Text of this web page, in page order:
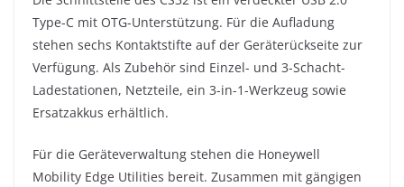
Type-C mit OTG-Unterstützung. Für die Aufladung
stehen sechs Kontaktstifte auf der Geräterückseite zur
Verfügung. Als Zubehör sind Einzel- und 3-Schacht-
Ladestationen, Netzteile, ein 3-in-1-Werkzeug sowie
Ersatzakkus erhältlich.
Für die Geräteverwaltung stehen die Honeywell
Mobility Edge Utilities bereit. Zusammen mit gängigen